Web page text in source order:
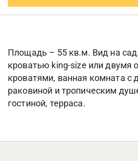
Площадь – 55 кв.м. Вид на
кроватью king-size или двумя
кроватями, ванная комната с
раковиной и тропическим
гостиной, терраса.